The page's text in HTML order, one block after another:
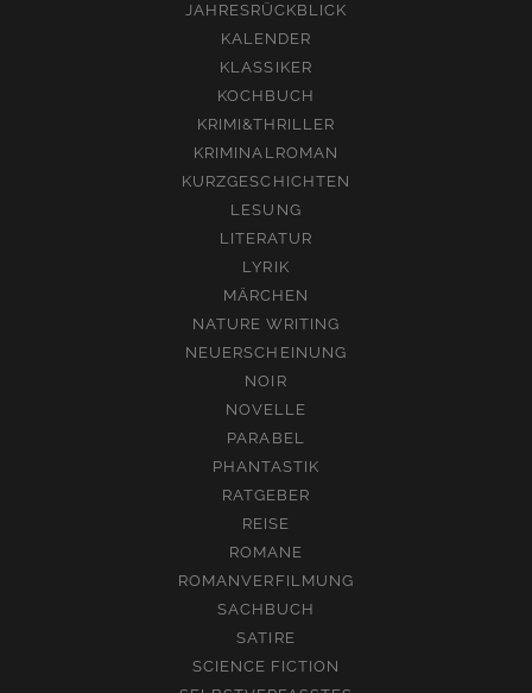
JAHRESRÜCKBLICK
KALENDER
KLASSIKER
KOCHBUCH
KRIMI&THRILLER
KRIMINALROMAN
KURZGESCHICHTEN
LESUNG
LITERATUR
LYRIK
MÄRCHEN
NATURE WRITING
NEUERSCHEINUNG
NOIR
NOVELLE
PARABEL
PHANTASTIK
RATGEBER
REISE
ROMANE
ROMANVERFILMUNG
SACHBUCH
SATIRE
SCIENCE FICTION